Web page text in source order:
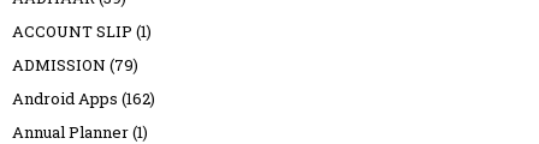
ACCOUNT SLIP (1)
ADMISSION (79)
Android Apps (162)
Annual Planner(1)